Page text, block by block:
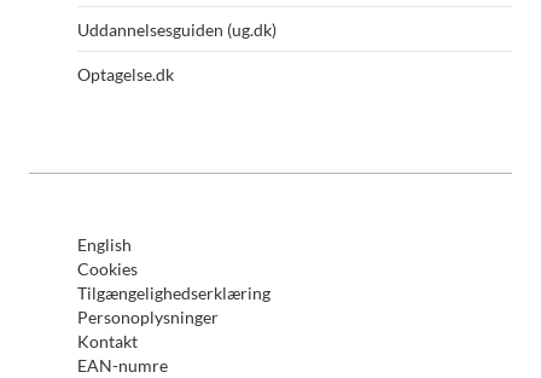
Uddannelsesguiden (ug.dk)
Optagelse.dk
English
Cookies
Tilgængelighedserklæring
Personoplysninger
Kontakt
EAN-numre